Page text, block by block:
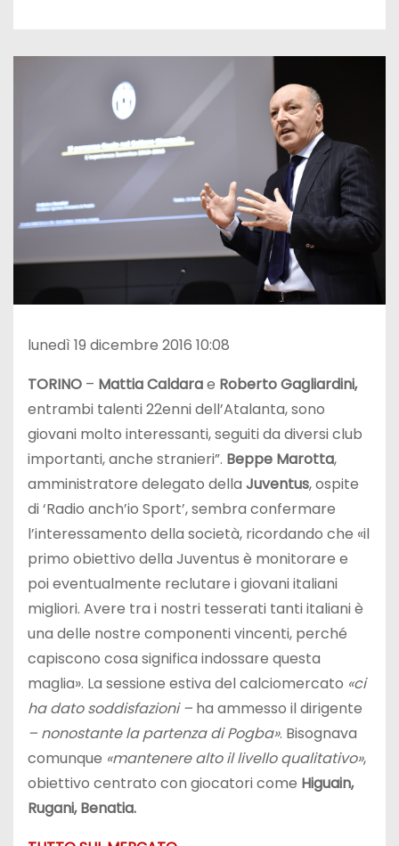
lunedì 19 dicembre 2016 10:08
TORINO – Mattia Caldarae Roberto Gagliardini,
entrambi talenti 22enni dell’Atalanta, sono
giovani molto interessanti, seguiti da diversi club
importanti, anche stranieri”. Beppe Marotta,
amministratore delegato della Juventus, ospite
di ‘Radio anch’io Sport’, sembra confermare
l’interessamento della società, ricordando che «il
primo obiettivo della Juventus è monitorare e
poi eventualmente reclutare i giovani italiani
migliori. Avere tra i nostri tesserati tanti italiani è
una delle nostre componenti vincenti, perché
capiscono cosa significa indossare questa
maglia». La sessione estiva del calciomercato «ci
ha dato soddisfazioni – ha ammesso il dirigente
– nonostante la partenza di Pogba». Bisognava
comunque «mantenere alto il livello qualitativo»,
obiettivo centrato con giocatori come Higuain,
Rugani, Benatia.